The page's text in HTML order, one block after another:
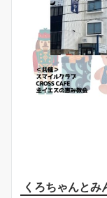
くろちゃんとみ